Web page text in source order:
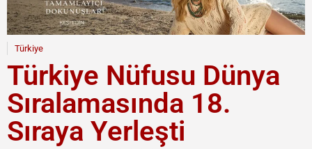
Türkiye
Türkiye Nüfusu Dünya
Sıralamasında 18.
Sıraya Yerleşti